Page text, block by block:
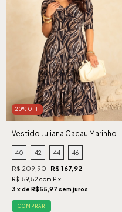
20% OFF
Vestido Juliana Cacau Marinho
40 42 44 46
R$ 209,90 R$ 167,92
R$159,52 com Pix
3 x de R$55,97 sem juros
COMPRAR